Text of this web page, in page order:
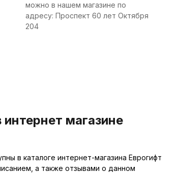
можно в нашем магазине по
адресу: Проспект 60 лет Октября
204
магазине
в каталоге интернет-магазина Еврогифт
а также отзывами о данном